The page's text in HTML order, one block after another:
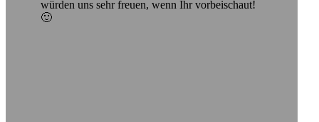
würden uns sehr freuen, wenn Ihr vorbeischaut!
🙂